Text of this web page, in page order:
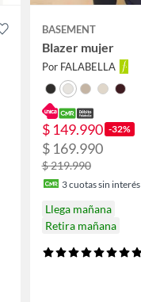
BASEMENT
Blazer mujer
Por FALABELLA
$ 149.990 -32%
$ 169.990
$ 219.990
3cuotas sin interés
Llega mañana
Retira mañana